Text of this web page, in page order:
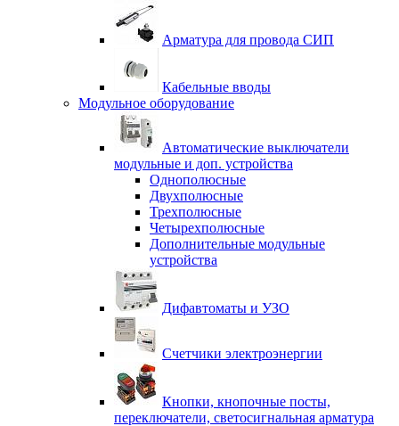
Арматура для провода СИП
Кабельные вводы
Модульное оборудование
Автоматические выключатели
модульные и доп. устройства
Однополюсные
Двухполюсные
Трехполюсные
Четырехполюсные
Дополнительные модульные
устройства
Дифавтоматы и УЗО
Счетчики электроэнергии
Кнопки, кнопочные посты,
переключатели, светосигнальная арматура